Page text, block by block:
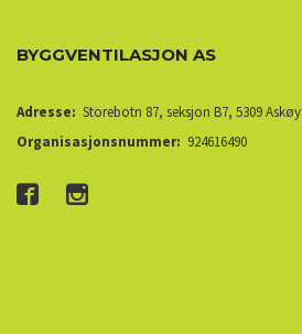
BYGGVENTILASJON AS
Adresse: Storebotn 87, seksjon B7, 5309 Askøy
Organisasjonsnummer: 924616490